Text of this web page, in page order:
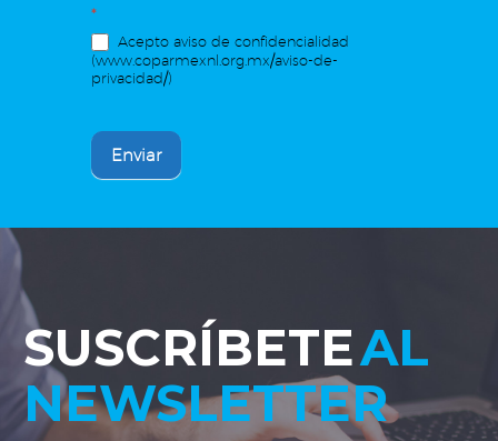
*
Acepto aviso de confidencialidad
(www.coparmexnl.org.mx/aviso-de-
privacidad/)
Enviar
SUSCRÍBETEAL
NEWSLETTER